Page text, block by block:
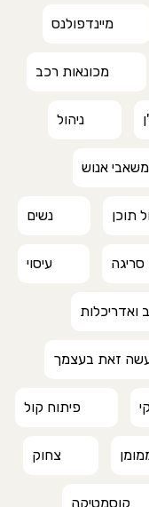
מיינדפולנס
מכונאות רכב
ניהול
משאבי אנוש
תוכן נשים
סריגה עיסוי
ואדריכלות
זאת בעצמך
פיתוח קול
צחוק
קוסמטיקה